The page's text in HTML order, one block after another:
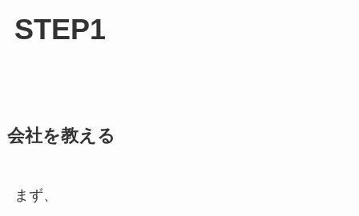
STEP1
会社を教える
まず、